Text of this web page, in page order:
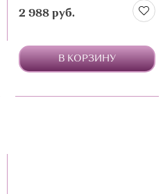
2 988 руб.
В КОРЗИНУ